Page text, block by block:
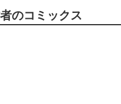
のコミックス